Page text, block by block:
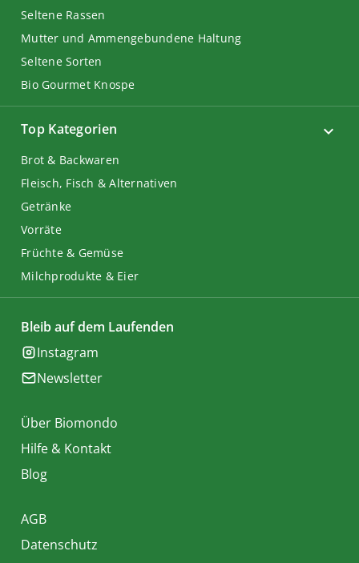
Top Kategorien
Brot & Backwaren
Fleisch, Fisch & Alternativen
Getränke
Vorräte
Früchte & Gemüse
Milchprodukte & Eier
Seltene Rassen
Mutter und Ammengebundene Haltung
Seltene Sorten
Bio Gourmet Knospe
Bleib auf dem Laufenden
Instagram
Newsletter
Über Biomondo
Hilfe & Kontakt
Blog
AGB
Datenschutz